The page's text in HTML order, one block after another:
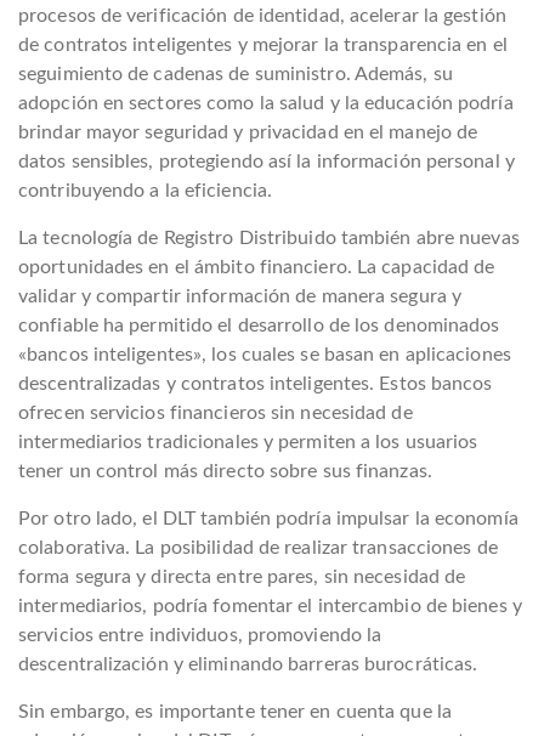
procesos de verificación de identidad, acelerar la gestión
de contratos inteligentes y mejorar la transparencia en el
seguimiento de cadenas de suministro. Además, su
adopción en sectores como la salud y la educación podría
brindar mayor seguridad y privacidad en el manejo de
datos sensibles, protegiendo así la información personal y
contribuyendo a la eficiencia.
La tecnología de Registro Distribuido también abre nuevas
oportunidades en el ámbito financiero. La capacidad de
validar y compartir información de manera segura y
confiable ha permitido el desarrollo de los denominados
«bancos inteligentes», los cuales se basan en aplicaciones
descentralizadas y contratos inteligentes. Estos bancos
ofrecen servicios financieros sin necesidad de
intermediarios tradicionales y permiten a los usuarios
tener un control más directo sobre sus finanzas.
Por otro lado, el DLT también podría impulsar la economía
colaborativa. La posibilidad de realizar transacciones de
forma segura y directa entre pares, sin necesidad de
intermediarios, podría fomentar el intercambio de bienes y
servicios entre individuos, promoviendo la
descentralización y eliminando barreras burocráticas.
Sin embargo, es importante tener en cuenta que la